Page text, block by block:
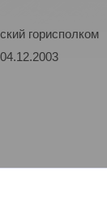
горисполком